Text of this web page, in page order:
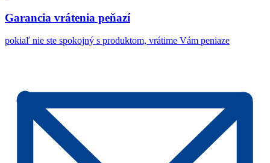
Garancia vrátenia peňazí
pokiaľ nie ste spokojný s produktom, vrátime Vám peniaze